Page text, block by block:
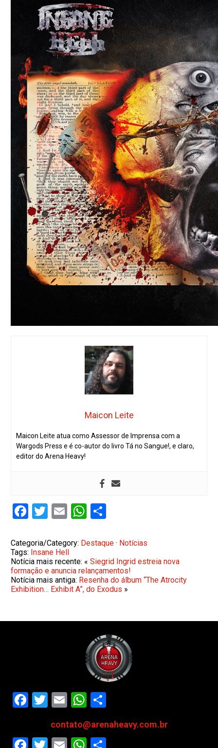
Maicon Leite
Maicon Leite atua como Assessor de Imprensa com a
Wargods Press e é co-autor do livro Tá no Sangue!, e claro,
editor do Arena Heavy!
Facebook
Twitter
EmailWhatsApp
Categoria/Category: Destaque · Notícias
Tags: Insane Hell
Notícia mais recente: «Siegrid Ingrid estreia nova
formação e anuncia relançamentos!
Notícia mais antiga: Resenha do álbum “The Atrocity
Exhibition… Exhibit A”, do Exodus »
Facebook
Twitter
EmailWhatsApp
contato@arenaheavy.com.br